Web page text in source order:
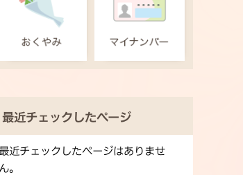
最近チェックしたページ
近チェックしたページはありませ
ん。